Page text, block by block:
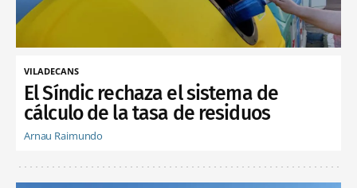
VILADECANS
El Síndic rechaza el sistema de
cálculo de la tasa de residuos
Arnau Raimundo